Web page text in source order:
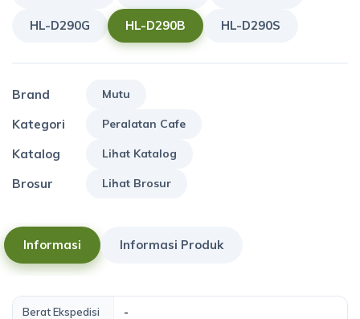
HL-D290G HL-D290B HL-D290S
Brand Mutu
Kategori Peralatan Cafe
Katalog Lihat Katalog
Brosur Lihat Brosur
Informasi Informasi Produk
Berat Ekspedisi
-